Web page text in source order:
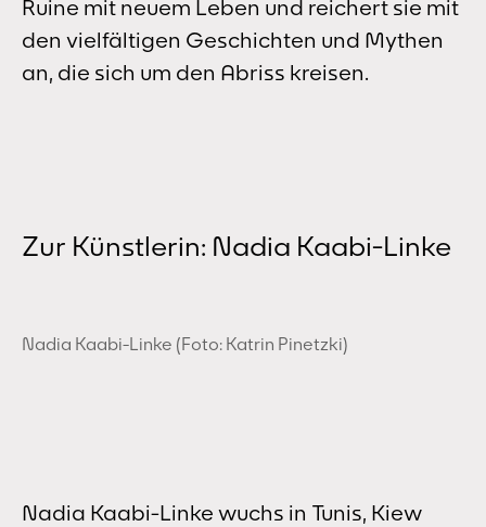
Ruine mit neuem Leben und reichert sie mit
den vielfältigen Geschichten und Mythen
an, die sich um den Abriss kreisen.
Zur Künstlerin: Nadia Kaabi-Linke
Nadia Kaabi-Linke (Foto: Katrin Pinetzki)
Nadia Kaabi-Linke wuchs in Tunis, Kiew